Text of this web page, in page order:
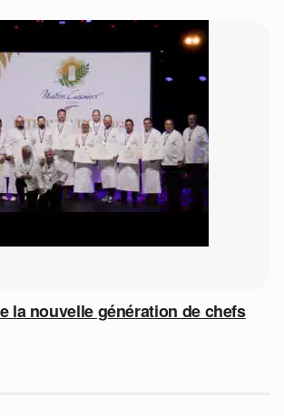
la nouvelle génération de chefs